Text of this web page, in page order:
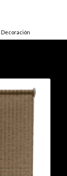
Decoración